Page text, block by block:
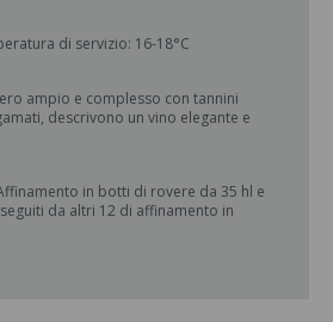
di servizio: 16-18°C
ampio e complesso con tannini
descrivono un vino elegante e
in botti di rovere da 35 hl e
da altri 12 di affinamento in